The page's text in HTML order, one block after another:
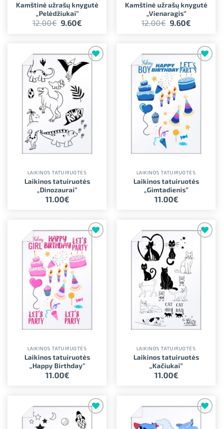
Kamštinė užrašų knygutė
„Pelėdžiukai”
12.00€ Original
price
9.60€Current
price
Kamštinė užrašų knygutė
„Vienaragis”
12.00€ Original
price
9.60€Current
price
Pridėti į
LAIKINOS TATUIRUOTĖS
Laikinos tatuiruotės
„Dinozaurai”
11.00€
Pridėti į
norimus
LAIKINOS TATUIRUOTĖS
Laikinos tatuiruotės
„Gimtadienis”
11.00€
Pridėti į
norimus
LAIKINOS TATUIRUOTĖS
Laikinos tatuiruotės
„Happy Birthday”
11.00€
norimus
LAIKINOS TATUIRUOTĖS
Laikinos tatuiruotės
„Kačiukai”
11.00€
Pridėti į
Pridėti į